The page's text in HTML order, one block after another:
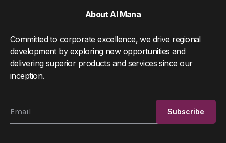
About Al Mana
Committed to corporate excellence, we drive regional
development by exploring new opportunities and
delivering superior products and services since our
inception.